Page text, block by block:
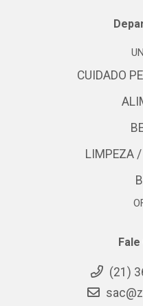
CUIDADO
LIMPEZA
(21)